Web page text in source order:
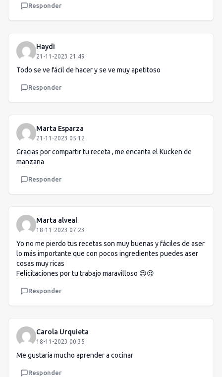
Responder
Haydi
21-11-2023 21:49
Todo se ve fácil de hacer y se ve muy apetitoso
Responder
Marta Esparza
21-11-2023 05:12
Gracias por compartir tu receta , me encanta el Kucken de
manzana
Responder
Marta alveal
18-11-2023 07:23
Yo no me pierdo tus recetas son muy buenas y fáciles de aser
lo más importante que con pocos ingredientes puedes aser
cosas muy ricas
Felicitaciones por tu trabajo maravilloso 😍😍
Responder
Carola Urquieta
18-11-2023 00:35
Me gustaría mucho aprender a cocinar
Responder